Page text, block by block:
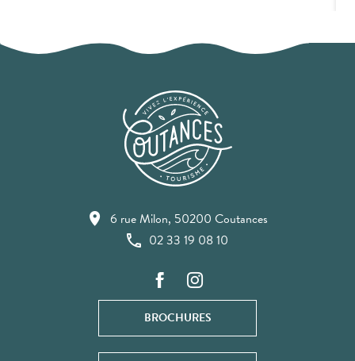
6 rue Milon, 50200 Coutances
02 33 19 08 10
BROCHURES